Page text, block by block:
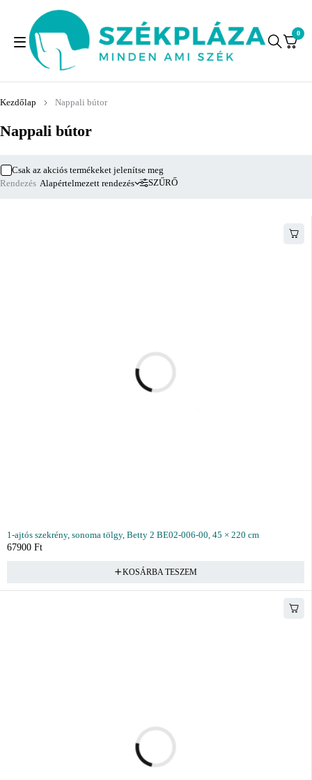
0
Nappali bútor
Kezdőlap Nappali bútor
SZŰRŐ
Csak az akciós termékeket jelenítse meg
Rendezés Alapértelmezett rendezés
1-ajtós szekrény, sonoma tölgy, Betty 2 BE02-006-00, 45 × 220 cm
67900 Ft
KOSÁRBA TESZEM